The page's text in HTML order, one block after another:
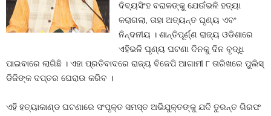
ଦିବ୍ୟସିଂହ ବରାଳଙ୍କୁ ଯେଉଁଭଳି ହତ୍ୟା
କରାଗଲା, ତାହା ଅତ୍ୟନ୍ତ ଘୃଣ୍ୟ ଏବଂ
ନିନ୍ଦନୀୟ । ଶାନ୍ତିପୂର୍ଣ୍ଣ ରାଜ୍ୟ ଓଡିଶାରେ
ଏହିଭଳି ଘୃଣ୍ୟ ଘଟଣା ଦିନକୁ ଦିନ ବୃଦ୍ଧି
ପାଇବାରେ ଲାଗିଛି । ଏହା ପ୍ରତିବାଦରେ ରାଜ୍ୟ ବିଜେପି ଆଗାମୀ ୮ ତାରିଖରେ ପୁଲିସ୍‍
ଡିଜିଙ୍କ ଦପ୍ତର ଘେରାଉ କରିବ ।
ଏହି ହତ୍ୟାକାଣ୍ଡ ଘଟଣାରେ ସଂପୃକ୍ତ ସମସ୍ତ ଅଭିଯୁକ୍ତଙ୍କୁ ଯଦି ତୁରନ୍ତ ଗିରଫ